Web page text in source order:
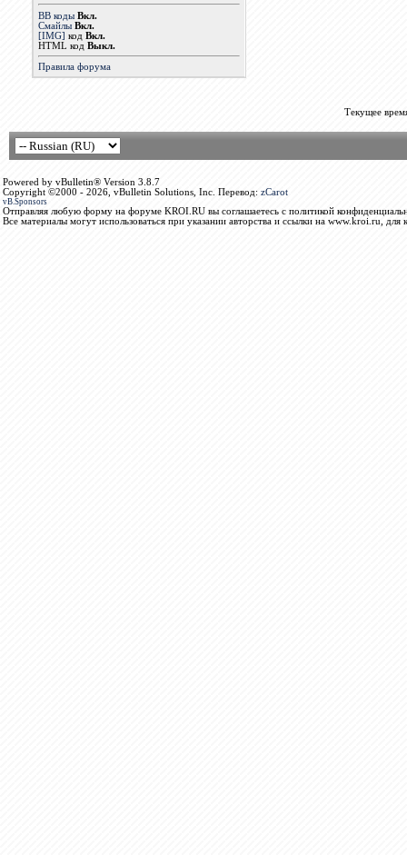
BB коды Вкл.
Смайлы Вкл.
[IMG] код Вкл.
HTML код Выкл.
Правила форума
Текущее
Powered by vBulletin® Version 3.8.7
Copyright ©2000 - 2026, vBulletin Solutions, Inc. Перевод: zCarot
vB.Sponsors
Отправляя любую форму на форуме KROI.RU вы соглашаетесь с политикой
Все материалы могут использоваться при указании авторства и ссылки на www.kroi.ru, для